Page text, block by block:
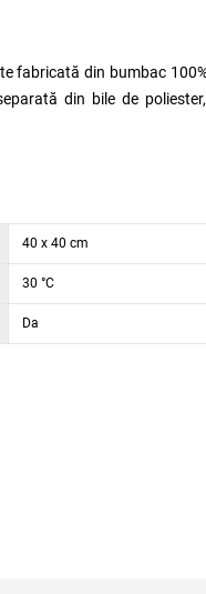
fabricată din bumbac
din bile de poliester,
care, în diferite variante de
40 x 40 cm
30 °C
Da